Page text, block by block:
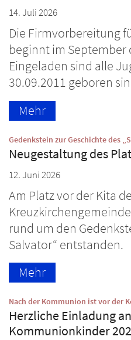
14. Juli 2026
Die Firmvorbereitung
beginnt im September
Eingeladen sind alle
30.09.2011 geboren
Mehr
Gedenkstein zur Geschichte des
Neugestaltung des
12. Juni 2026
Am Platz vor der Kita
rund um den
Salvator“ entstanden.
Mehr
Nach der Kommunion ist vor der
Herzliche Einladung
Kommunionkinder